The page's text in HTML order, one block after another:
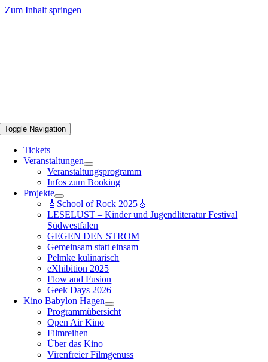
Zum Inhalt springen
Toggle Navigation
Tickets
Veranstaltungen
Veranstaltungsprogramm
Infos zum Booking
Projekte
🎸School of Rock 2025🎸
LESELUST – Kinder und Jugendliteratur Festival
Südwestfalen
GEGEN DEN STROM
Gemeinsam statt einsam
Pelmke kulinarisch
eXhibition 2025
Flow and Fusion
Geek Days 2026
Kino Babylon Hagen
Programmübersicht
Open Air Kino
Filmreihen
Über das Kino
Virenfreier Filmgenuss